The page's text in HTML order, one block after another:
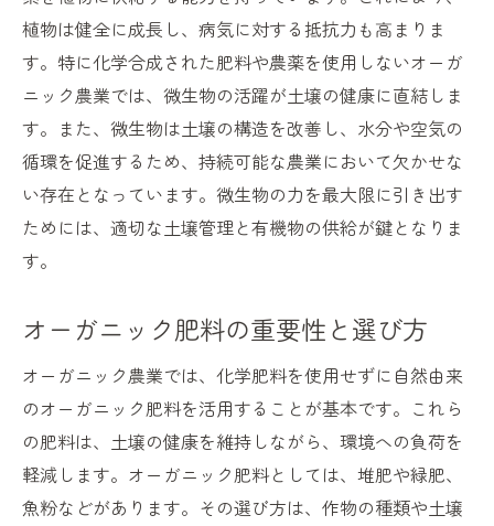
植物は健全に成長し、病気に対する抵抗力も高まりま
す。特に化学合成された肥料や農薬を使用しないオーガ
ニック農業では、微生物の活躍が土壌の健康に直結しま
す。また、微生物は土壌の構造を改善し、水分や空気の
循環を促進するため、持続可能な農業において欠かせな
い存在となっています。微生物の力を最大限に引き出す
ためには、適切な土壌管理と有機物の供給が鍵となりま
す。
オーガニック肥料の重要性と選び方
オーガニック農業では、化学肥料を使用せずに自然由来
のオーガニック肥料を活用することが基本です。これら
の肥料は、土壌の健康を維持しながら、環境への負荷を
軽減します。オーガニック肥料としては、堆肥や緑肥、
魚粉などがあります。その選び方は、作物の種類や土壌